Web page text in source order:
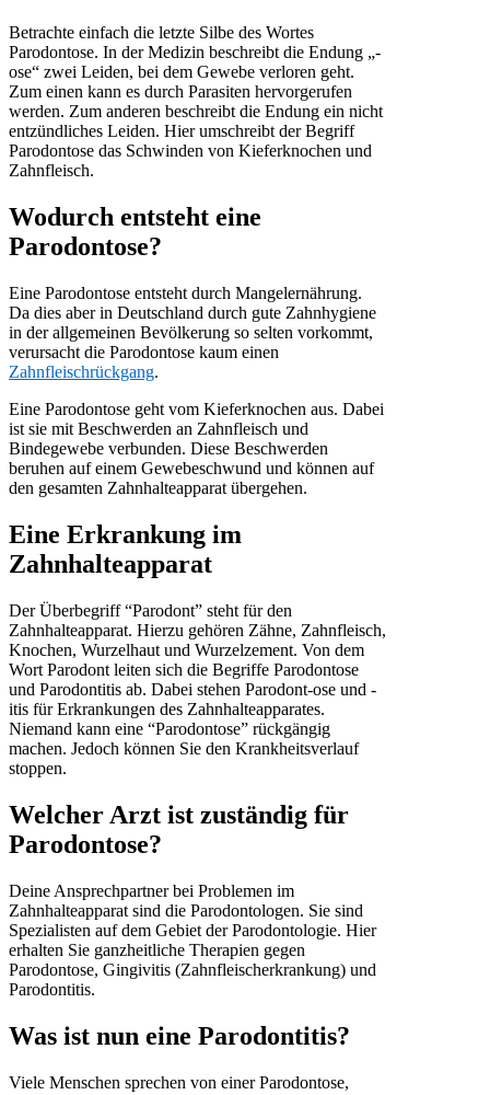
Betrachte einfach die letzte Silbe des Wortes
Parodontose. In der Medizin beschreibt die Endung „-
ose“ zwei Leiden, bei dem Gewebe verloren geht.
Zum einen kann es durch Parasiten hervorgerufen
werden. Zum anderen beschreibt die Endung ein nicht
entzündliches Leiden. Hier umschreibt der Begriff
Parodontose das Schwinden von Kieferknochen und
Zahnfleisch.
Wodurch entsteht eine
Parodontose?
Eine Parodontose entsteht durch Mangelernährung.
Da dies aber in Deutschland durch gute Zahnhygiene
in der allgemeinen Bevölkerung so selten vorkommt,
verursacht die Parodontose kaum einen
Zahnfleischrückgang.
Eine Parodontose geht vom Kieferknochen aus. Dabei
ist sie mit Beschwerden an Zahnfleisch und
Bindegewebe verbunden. Diese Beschwerden
beruhen auf einem Gewebeschwund und können auf
den gesamten Zahnhalteapparat übergehen.
Eine Erkrankung im
Zahnhalteapparat
Der Überbegriff “Parodont” steht für den
Zahnhalteapparat. Hierzu gehören Zähne, Zahnfleisch,
Knochen, Wurzelhaut und Wurzelzement. Von dem
Wort Parodont leiten sich die Begriffe Parodontose
und Parodontitis ab. Dabei stehen Parodont-ose und -
itis für Erkrankungen des Zahnhalteapparates.
Niemand kann eine “Parodontose” rückgängig
machen. Jedoch können Sie den Krankheitsverlauf
stoppen.
Welcher Arzt ist zuständig für
Parodontose?
Deine Ansprechpartner bei Problemen im
Zahnhalteapparat sind die Parodontologen. Sie sind
Spezialisten auf dem Gebiet der Parodontologie. Hier
erhalten Sie ganzheitliche Therapien gegen
Parodontose, Gingivitis (Zahnfleischerkrankung) und
Parodontitis.
Was ist nun eine Parodontitis?
Viele Menschen sprechen von einer Parodontose,